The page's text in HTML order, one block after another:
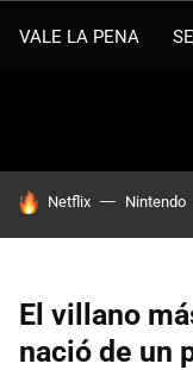
VALE LA PENA
HOY SE HABLA DE
Netflix Nintendo
El villano
nació de un